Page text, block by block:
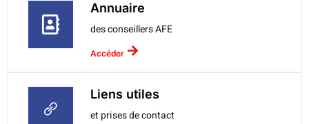
Annuaire
des conseillers AFE
Accéder
Liens utiles
et prises de contact